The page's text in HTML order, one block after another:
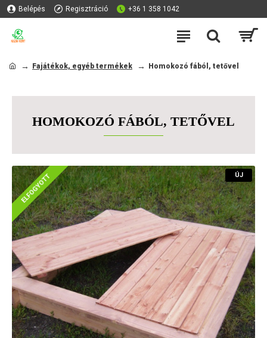
Belépés Regisztráció +36 1 358 1042
Fajátékok, egyéb termékek Homokozó fából, tetővel
HOMOKOZÓ FÁBÓL, TETŐVEL
ÚJ
ELFOGYOTT